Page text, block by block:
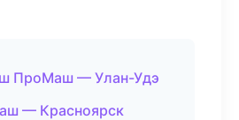
ПроМаш — Улан-Удэ
— Красноярск